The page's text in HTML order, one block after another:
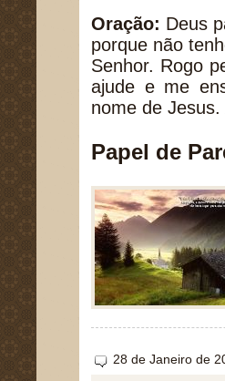
Oração: Deus
porque não
Senhor. Rogo
ajude e me
nome de Jesus.
Papel de
28 de Janeiro de